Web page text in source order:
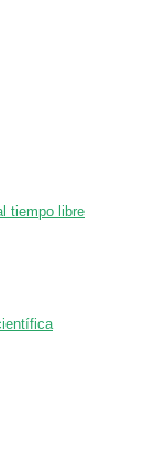
tiempo libre